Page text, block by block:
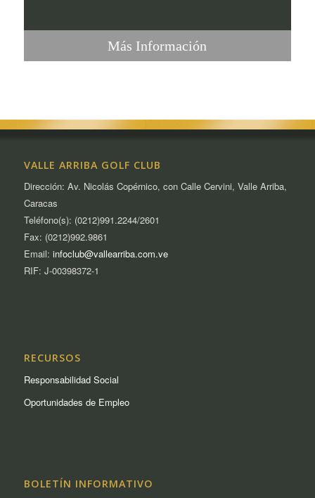
Más Información
VALLE ARRIBA GOLF CLUB
Dirección: Av. Nicolás Copérnico, con Calle Cervini, Valle Arriba,
Caracas
Teléfono(s): (0212)991.2244/2601
Fax: (0212)992.9861
Email: infoclub@vallearriba.com.ve
RIF: J-00398372-1
RECURSOS
Responsabilidad Social
Oportunidades de Empleo
BOLETÍN INFORMATIVO